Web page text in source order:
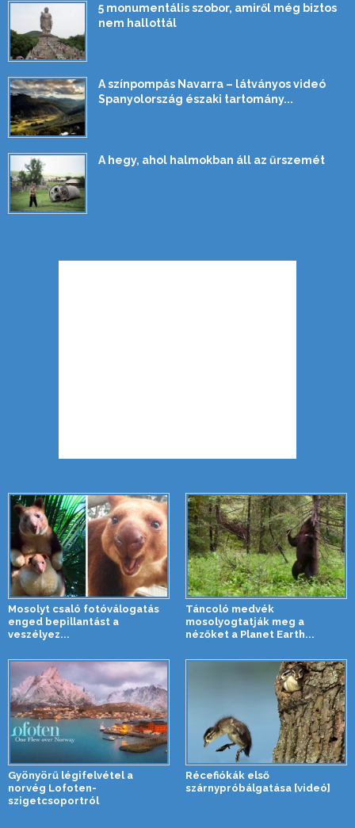
5 monumentális szobor, amiről még biztos
nem hallottál
A színpompás Navarra – látványos videó
Spanyolország északi tartomány...
A hegy, ahol halmokban áll az űrszemét
Mosolyt csaló fotóválogatás
enged bepillantást a
veszélyez...
Táncoló medvék
mosolyogtatják meg a
nézőket a Planet Earth...
Gyönyörű légifelvétel a
norvég Lofoten-
szigetcsoportról
Récefiókák első
szárnypróbálgatása [videó]